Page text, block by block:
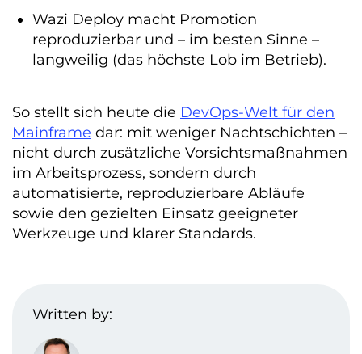
Wazi Deploy macht Promotion
reproduzierbar und – im besten Sinne –
langweilig (das höchste Lob im Betrieb).
So stellt sich heute die DevOps-Welt für den
Mainframe dar: mit weniger Nachtschichten –
nicht durch zusätzliche Vorsichtsmaßnahmen
im Arbeitsprozess, sondern durch
automatisierte, reproduzierbare Abläufe
sowie den gezielten Einsatz geeigneter
Werkzeuge und klarer Standards.
Written by: